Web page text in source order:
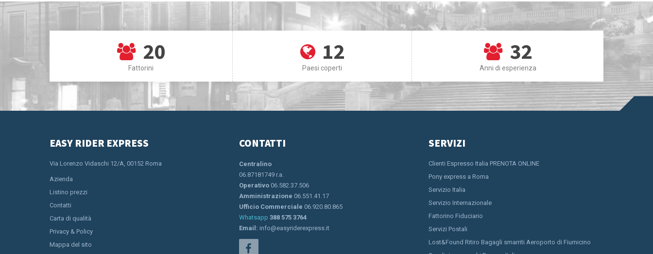
20
Fattorini
12
Paesi coperti
32
Anni di esperienza
EASY RIDER EXPRESS
Via Lorenzo Vidaschi 12/A, 00152 Roma
Azienda
Listino prezzi
Contatti
Carta di qualità
Privacy & Policy
Mappa del sito
CONTATTI
Centralino
06.87181749 r.a.
Operativo06.582.37.506
Amministrazione 06.551.41.17
Ufficio Commerciale 06.920.80.865
Whatsapp 388 575 3764
Email: info@easyriderexpress.it
SERVIZI
Clienti Espresso Italia PRENOTA ONLINE
Pony express a Roma
Servizio Italia
Servizio Internazionale
Fattorino Fiduciario
Servizi Postali
Lost&Found Ritiro Bagagli smarriti Aeroporto di Fiumicino